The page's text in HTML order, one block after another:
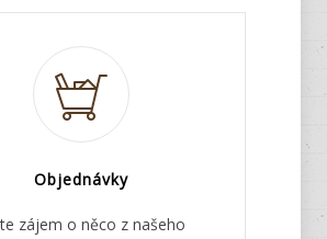
Objednávky
zájem o něco z našeho